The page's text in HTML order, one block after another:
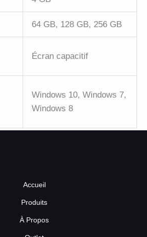
64 GB, 128 GB, 256 GB
Écran capacitif
Windows 10, Windows 7,
Windows 8
Accueil
Produits
À Propos